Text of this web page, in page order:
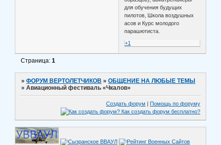
для обучения будущих
пилотов, Школа воздушных
асов и Курс молодого
парашютиста.
+1
Страница:1
»ФОРУМ ВЕРТОЛЕТЧИКОВ »ОБЩЕНИЕ НА ЛЮБЫЕ ТЕМЫ
»Авиационный фестиваль «Чкалов»
Создать форум | Помощь по форуму